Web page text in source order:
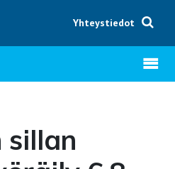
Yhteystiedot
Avaa
sillan